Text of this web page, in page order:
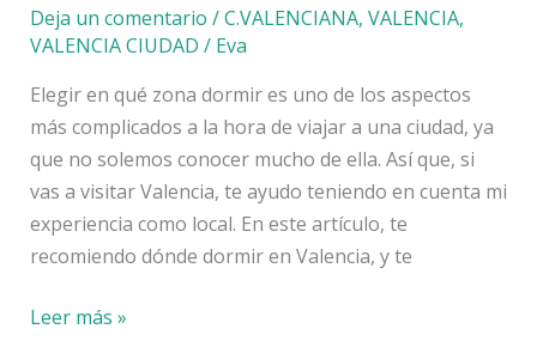
Deja un comentario /C.VALENCIANA, VALENCIA,
VALENCIA CIUDAD / Eva
Elegir en qué zona dormir es uno de los aspectos
más complicados a la hora de viajar a una ciudad, ya
que no solemos conocer mucho de ella. Así que, si
vas a visitar Valencia, te ayudo teniendo en cuenta mi
experiencia como local. En este artículo, te
recomiendo dónde dormir en Valencia, y te
Dónde
Leer más »